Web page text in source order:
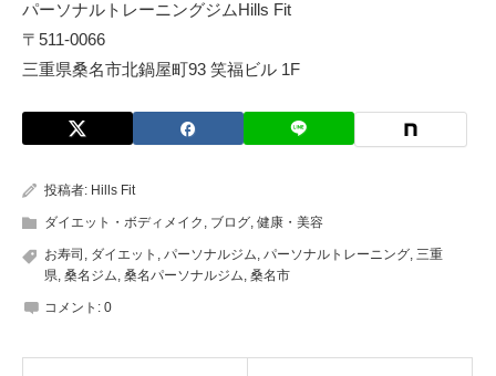
パーソナルトレーニングジムHills Fit
〒511-0066
三重県桑名市北鍋屋町93 笑福ビル 1F
投稿者: Hills Fit
ダイエット・ボディメイク , ブログ, 健康・美容
お寿司 , ダイエット , パーソナルジム, パーソナルトレーニング, 三重
県, 桑名ジム, 桑名パーソナルジム, 桑名市
コメント: 0